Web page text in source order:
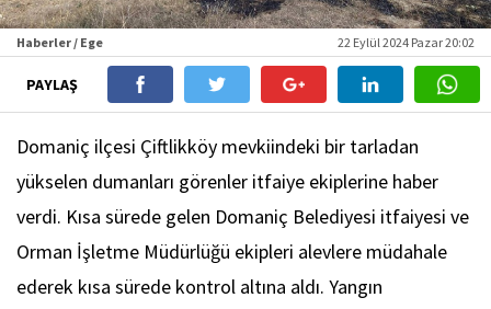
Haberler / Ege 22 Eylül 2024 Pazar 20:02
PAYLAŞ
Domaniç ilçesi Çiftlikköy mevkiindeki bir tarladan
yükselen dumanları görenler itfaiye ekiplerine haber
verdi. Kısa sürede gelen Domaniç Belediyesi itfaiyesi ve
Orman İşletme Müdürlüğü ekipleri alevlere müdahale
ederek kısa sürede kontrol altına aldı. Yangın